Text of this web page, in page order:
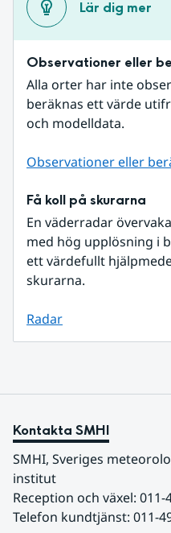
Lär dig mer
Observationer eller
Alla orter har inte
beräknas ett värde
och modelldata.
Observationer eller
Få koll på skurarna
En väderradar
med hög upplösning i
ett värdefullt
skurarna.
Radar
Kontakta SMHI
SMHI, Sveriges
institut
Reception och växel: 011-
Telefon kundtjänst: 011-